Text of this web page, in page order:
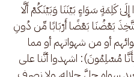
كَلِمَةٍ سَوَاءٍ بَيْنَنَا وَبَيْنَكُمْ أَلَّا
يَتَّخِذَ بَعْضُنَا بَعْضًا أَرْبَابًا مِّن دُونِ
أو من شهواتهم أو مما
مُسْلِمُونَ): اشهدوا أنَّنا على